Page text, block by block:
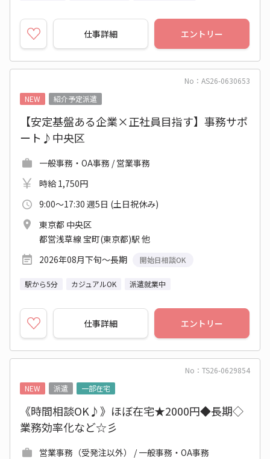
仕事詳細 エントリー
No：AS26-0630653
NEW
紹介予定派遣
【安定基盤ある企業×正社員目指す】事務サポ
ート♪中央区
一般事務・OA事務 / 営業事務
時給 1,750円
9:00～17:30 週5日 (土日祝休み)
東京都 中央区
都営浅草線 宝町(東京都)駅 他
2026年08月下旬～長期
開始日相談OK
駅から5分 カジュアルOK 派遣就業中
仕事詳細 エントリー
No：TS26-0629854
NEW
派遣 一部在宅
《時間相談OK♪》ほぼ在宅★2000円◆長期◇
業務効率化など☆彡
営業事務（受発注以外） / 一般事務・OA事務